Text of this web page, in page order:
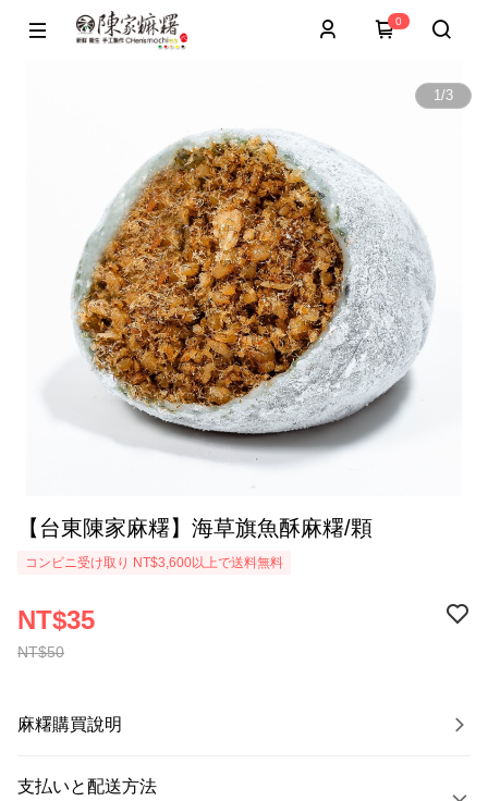
0
1/3
【台東陳家麻糬】海草旗魚酥麻糬/顆
コンビニ受け取り NT$3,600以上で送料無料
NT$50
NT$35
麻糬購買說明
支払いと配送方法